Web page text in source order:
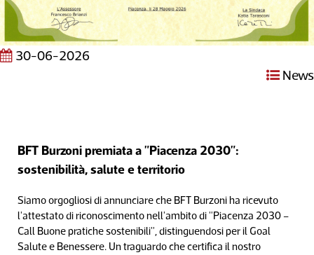
30-06-2026
News
BFT Burzoni premiata a "Piacenza 2030":
sostenibilità, salute e territorio
Siamo orgogliosi di annunciare che BFT Burzoni ha ricevuto
l'attestato di riconoscimento nell'ambito di "Piacenza 2030 –
Call Buone pratiche sostenibili", distinguendosi per il Goal
Salute e Benessere. Un traguardo che certifica il nostro